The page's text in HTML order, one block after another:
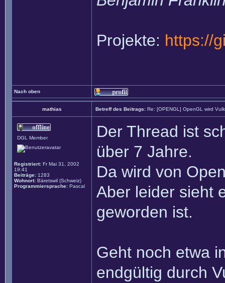
Projekte: https://
Nach oben
mathias Betreff des Beitrags: Re: [OPENGL] OpenGL wird
DGL Member
Registriert: Fr Mai 31, 2002
19:41
Beiträge: 1283
Wohnort: Bäretswil (Schweiz)
Programmiersprache: Pascal
Der Thread ist
über 7 Jahre.
Da wird von
Aber leider sieht
geworden ist.
Geht noch etwa
endgültig durch